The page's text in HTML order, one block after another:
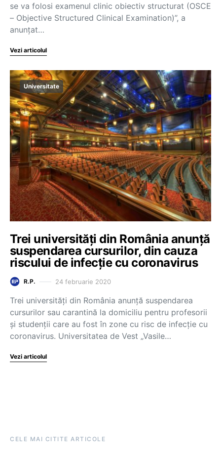
se va folosi examenul clinic obiectiv structurat (OSCE
– Objective Structured Clinical Examination)”, a
anunțat…
Vezi articolul
Universitate
Trei universități din România anunță
suspendarea cursurilor, din cauza
riscului de infecție cu coronavirus
R.P. 24 februarie 2020
Trei universități din România anunță suspendarea
cursurilor sau carantină la domiciliu pentru profesorii
și studenții care au fost în zone cu risc de infecție cu
coronavirus. Universitatea de Vest „Vasile…
Vezi articolul
CELE MAI CITITE ARTICOLE